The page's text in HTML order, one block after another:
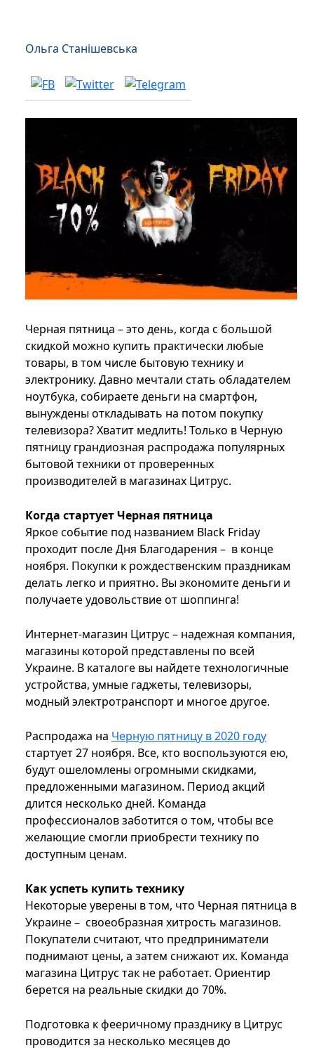
Ольга Станішевська
Черная пятница – это день, когда с большой
скидкой можно купить практически любые
товары, в том числе бытовую технику и
электронику. Давно мечтали стать обладателем
ноутбука, собираете деньги на смартфон,
вынуждены откладывать на потом покупку
телевизора? Хватит медлить! Только в Черную
пятницу грандиозная распродажа популярных
бытовой техники от проверенных
производителей в магазинах Цитрус.
Когда стартует Черная пятница
Яркое событие под названием Black Friday
проходит после Дня Благодарения – в конце
ноября. Покупки к рождественским праздникам
делать легко и приятно. Вы экономите деньги и
получаете удовольствие от шоппинга!
Интернет-магазин Цитрус – надежная компания,
магазины которой представлены по всей
Украине. В каталоге вы найдете технологичные
устройства, умные гаджеты, телевизоры,
модный электротранспорт и многое другое.
Распродажа на Черную пятницу в 2020 году
стартует 27 ноября. Все, кто воспользуются ею,
будут ошеломлены огромными скидками,
предложенными магазином. Период акций
длится несколько дней. Команда
профессионалов заботится о том, чтобы все
желающие смогли приобрести технику по
доступным ценам.
Как успеть купить технику
Некоторые уверены в том, что Черная пятница в
Украине – своеобразная хитрость магазинов.
Покупатели считают, что предприниматели
поднимают цены, а затем снижают их. Команда
магазина Цитрус так не работает. Ориентир
берется на реальные скидки до 70%.
Подготовка к фееричному празднику в Цитрус
проводится за несколько месяцев до